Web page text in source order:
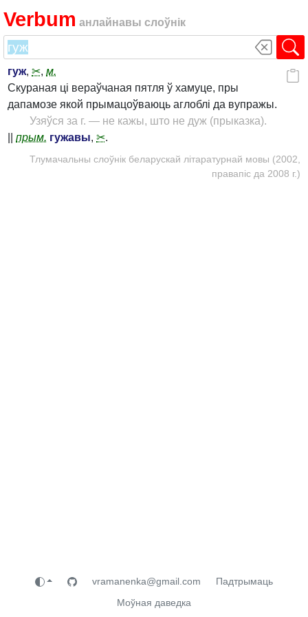
Verbum анлайнавы слоўнік
гуж, ✂, м.
Скураная ці вераўчаная пятля ў хамуце, пры
дапамозе якой прымацоўваюць аглоблі да вупражы.
Узяўся за г. — не кажы, што не дуж (прыказка).
прым. гужавы, ✂.
Тлумачальны слоўнік беларускай літаратурнай мовы (2002,
правапіс да 2008 г.)
vramanenka@gmail.com
Падтрымаць
Моўная даведка